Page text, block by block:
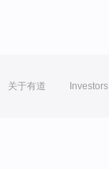
关于有道 Investors